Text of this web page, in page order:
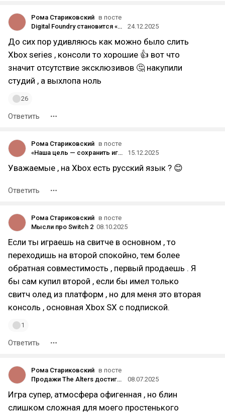
Рома Стариковский в посте
Digital Foundry становится «всё сложнее оправдывать контент об Xbox из-за низких просмотров»
24.12.2025
До сих пор удивляюсь как можно было слить
Xbox series , консоли то хорошие 👍 вот что
значит отсутствие эксклюзивов 🤔 накупили
студий , а выхлопа ноль
26
Ответить
Рома Стариковский в посте
«Наша цель — сохранить игру живой»: Embark Studios о будущем ARC Raiders
15.12.2025
Уважаемые , на Xbox есть русский язык ? 😊
Ответить
Рома Стариковский в посте
Мысли про Switch 2 08.10.2025
Если ты играешь на свитче в основном , то
переходишь на второй спокойно, тем более
обратная совместимость , первый продаешь . Я
бы сам купил второй , если бы имел только
свитч олед из платформ , но для меня это вторая
консоль , основная Xbox SX с подпиской.
1
Ответить
Рома Стариковский в посте
Продажи The Alters достигли 280 тысяч копий
08.07.2025
Игра супер, атмосфера офигенная , но блин
слишком сложная для моего простенького